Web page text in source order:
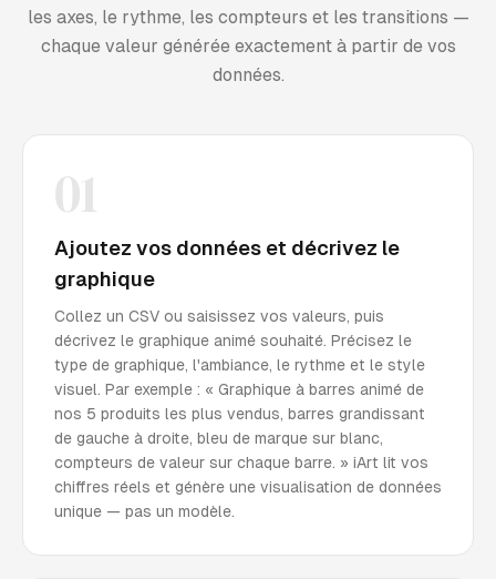
les axes, le rythme, les compteurs et les transitions —
chaque valeur générée exactement à partir de vos
données.
01
Ajoutez vos données et décrivez le
graphique
Collez un CSV ou saisissez vos valeurs, puis
décrivez le graphique animé souhaité. Précisez le
type de graphique, l'ambiance, le rythme et le style
visuel. Par exemple : « Graphique à barres animé de
nos 5 produits les plus vendus, barres grandissant
de gauche à droite, bleu de marque sur blanc,
compteurs de valeur sur chaque barre. » iArt lit vos
chiffres réels et génère une visualisation de données
unique — pas un modèle.